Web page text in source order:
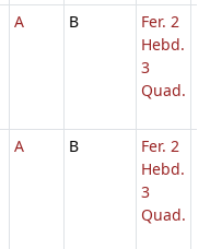
A B
Fer. 2
Hebd.
3
Quad.
A B
Fer. 2
Hebd.
3
Quad.